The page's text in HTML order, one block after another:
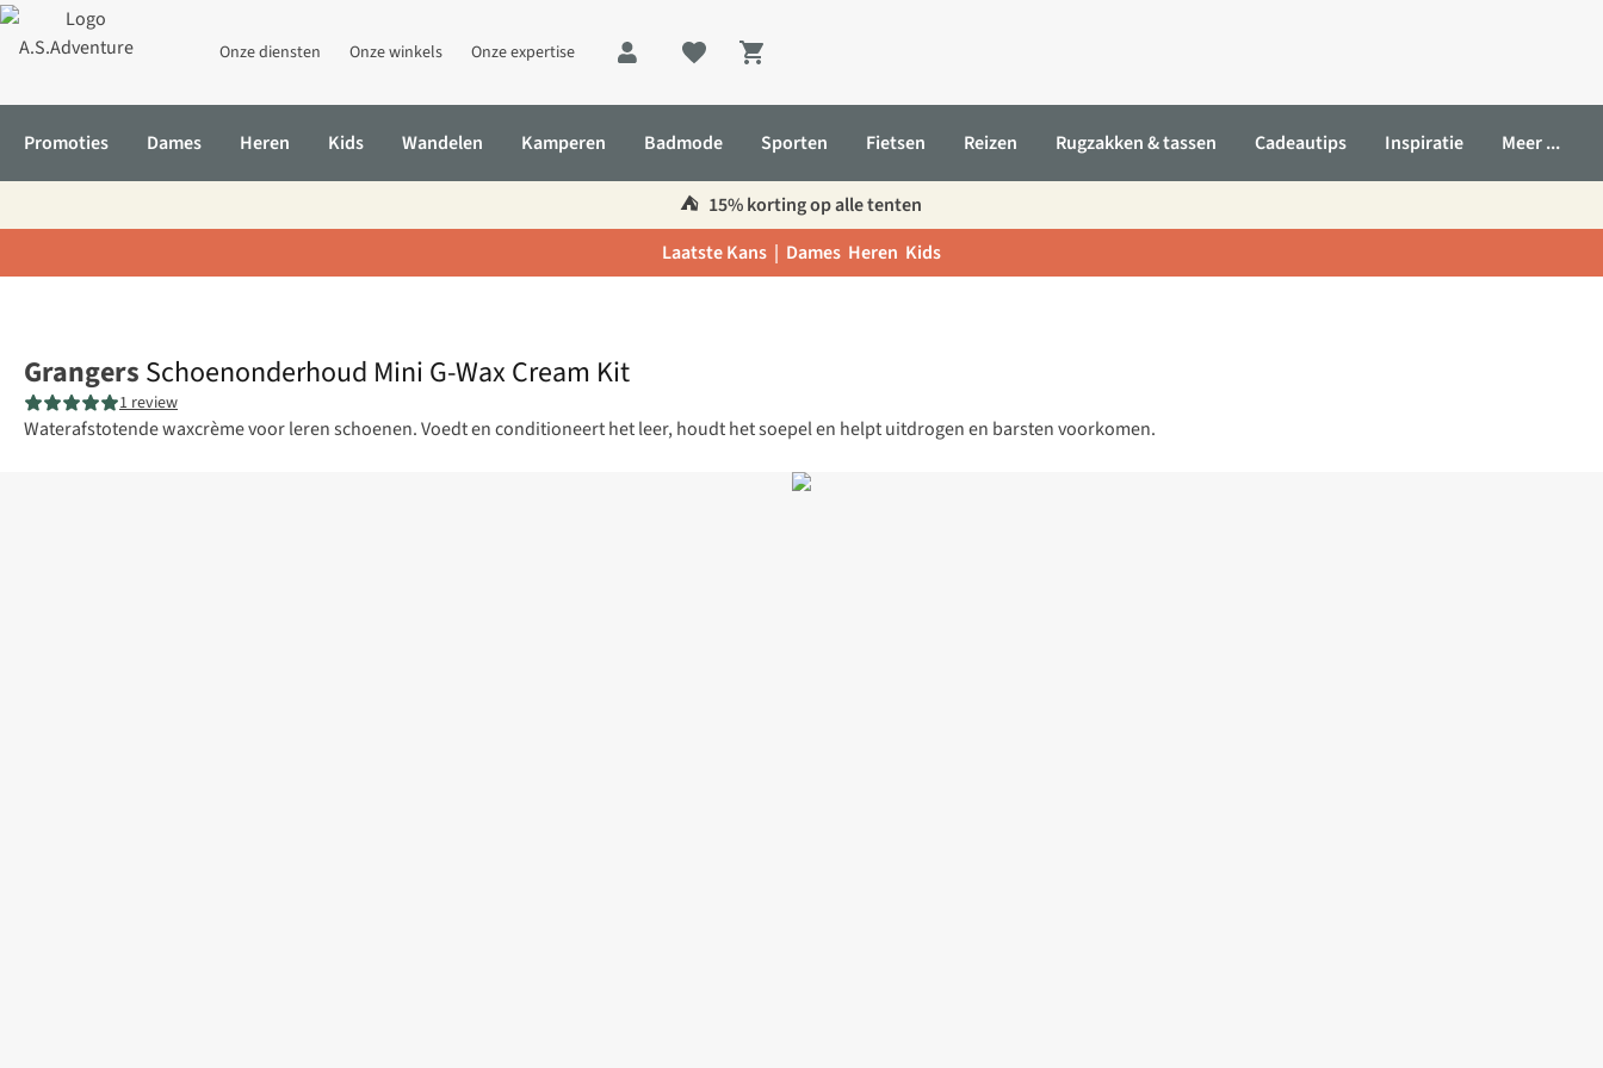
Onze diensten Onze winkels Onze expertise
Shopping cart
Promoties Dames Heren Kids Wandelen Kamperen Badmode Sporten Fietsen Reizen Rugzakken & tassen Cadeautips Inspiratie Meer ...
⛺️ 15% korting op alle tenten
Laatste Kans | Dames Heren Kids
Grangers Schoenonderhoud Mini G-Wax Cream Kit
1 review
Waterafstotende waxcrème voor leren schoenen. Voedt en conditioneert het leer, houdt het soepel en helpt uitdrogen en barsten voorkomen.